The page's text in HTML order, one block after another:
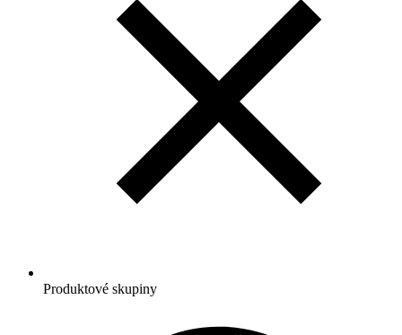
Produktové skupiny